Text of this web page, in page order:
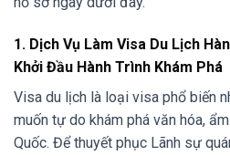
1. Dịch Vụ Làm Visa Du Lịch
Khởi Đầu Hành Trình Khám Phá
Visa du lịch là loại visa phổ biến
muốn tự do khám phá văn hóa,
Quốc. Để thuyết phục Lãnh sự